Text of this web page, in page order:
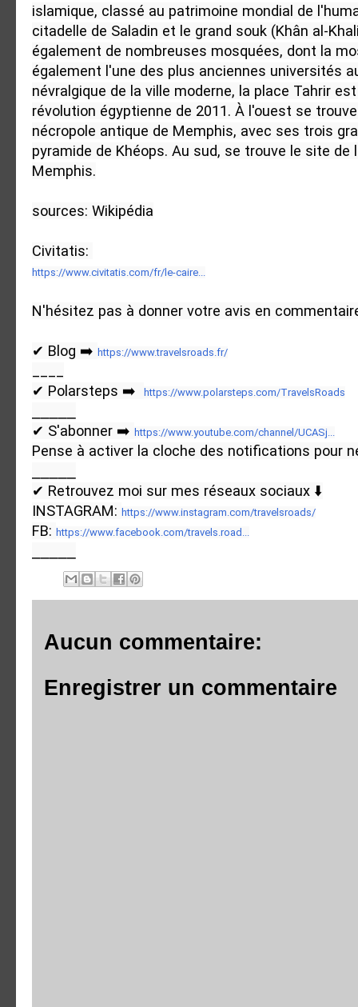
islamique, classé au patrimoine mondial de
citadelle de Saladin et le grand souk (Khân al-
également de nombreuses mosquées, dont la
également l'une des plus anciennes universités
névralgique de la ville moderne, la place Tahrir
révolution égyptienne de 2011. À l'ouest se
nécropole antique de Memphis, avec ses trois
pyramide de Khéops. Au sud, se trouve le site de
Memphis.
sources: Wikipédia
https://www.civitatis.com/fr/le-caire...
N'hésitez pas à donner votre avis en
✔ Blog ➡️ https://www.travelsroads.fr/
✔ Polarsteps ➡️
https://www.polarsteps.com/TravelsRoads
✔ S'abonner ➡️ https://www.youtube.com/channel/UCASj...
Pense à activer la cloche des notifications pour
✔ Retrouvez moi sur mes réseaux sociaux ⬇️
INSTAGRAM: https://www.instagram.com/travelsroads/
FB: https://www.facebook.com/travels.road...
Aucun commentaire:
Enregistrer un commentaire